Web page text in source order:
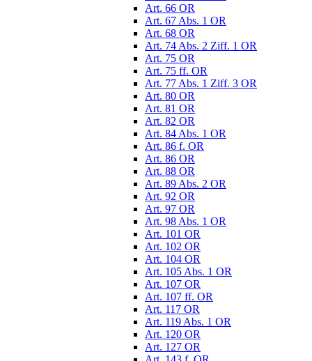
Art. 66 OR
Art. 67 Abs. 1 OR
Art. 68 OR
Art. 74 Abs. 2 Ziff. 1 OR
Art. 75 OR
Art. 75 ff. OR
Art. 77 Abs. 1 Ziff. 3 OR
Art. 80 OR
Art. 81 OR
Art. 82 OR
Art. 84 Abs. 1 OR
Art. 86 f. OR
Art. 86 OR
Art. 88 OR
Art. 89 Abs. 2 OR
Art. 92 OR
Art. 97 OR
Art. 98 Abs. 1 OR
Art. 101 OR
Art. 102 OR
Art. 104 OR
Art. 105 Abs. 1 OR
Art. 107 OR
Art. 107 ff. OR
Art. 117 OR
Art. 119 Abs. 1 OR
Art. 120 OR
Art. 127 OR